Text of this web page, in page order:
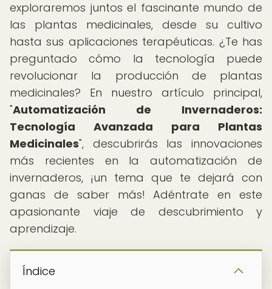
exploraremos juntos el fascinante mundo de
las plantas medicinales, desde su cultivo
hasta sus aplicaciones terapéuticas. ¿Te has
preguntado cómo la tecnología puede
revolucionar la producción de plantas
medicinales? En nuestro artículo principal,
"Automatización de Invernaderos:
Tecnología Avanzada para Plantas
Medicinales", descubrirás las innovaciones
más recientes en la automatización de
invernaderos, ¡un tema que te dejará con
ganas de saber más! Adéntrate en este
apasionante viaje de descubrimiento y
aprendizaje.
Índice